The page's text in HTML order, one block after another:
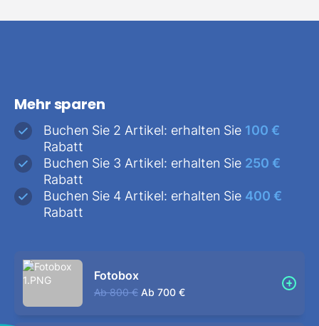
Mehr sparen
Buchen Sie 2 Artikel: erhalten Sie 100 €
Rabatt
Buchen Sie 3 Artikel: erhalten Sie 250 €
Rabatt
Buchen Sie 4 Artikel: erhalten Sie 400 €
Rabatt
Fotobox
Ab 800 € Ab 700 €